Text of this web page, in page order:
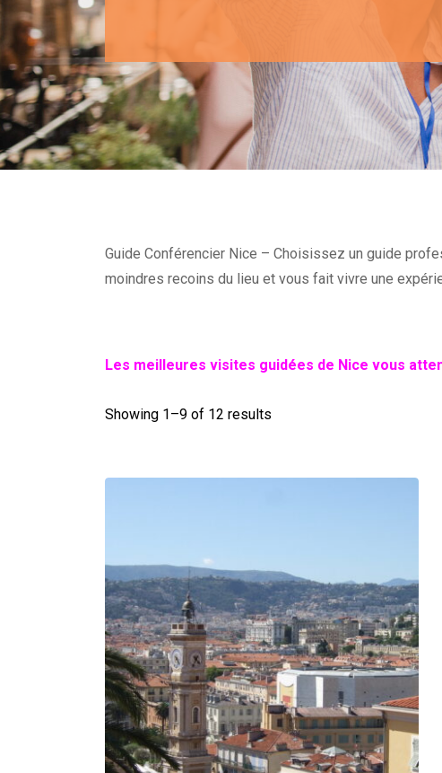
Guide Conférencier Nice – Choisissez un guide
moindres recoins du lieu et vous fait vivre une
Les meilleures visites guidées de Nice vous
Showing 1–9 of 12 results